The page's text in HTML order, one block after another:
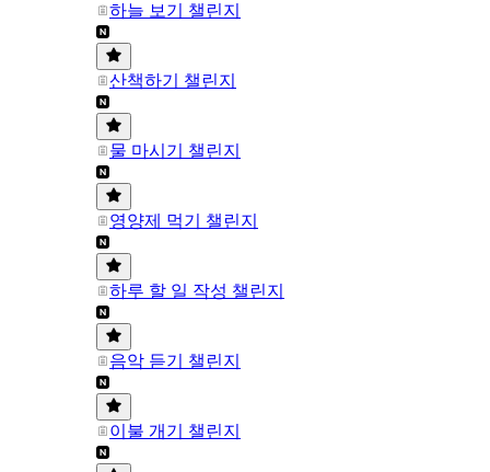
하늘 보기 챌린지
산책하기 챌린지
물 마시기 챌린지
영양제 먹기 챌린지
하루 할 일 작성 챌린지
음악 듣기 챌린지
이불 개기 챌린지